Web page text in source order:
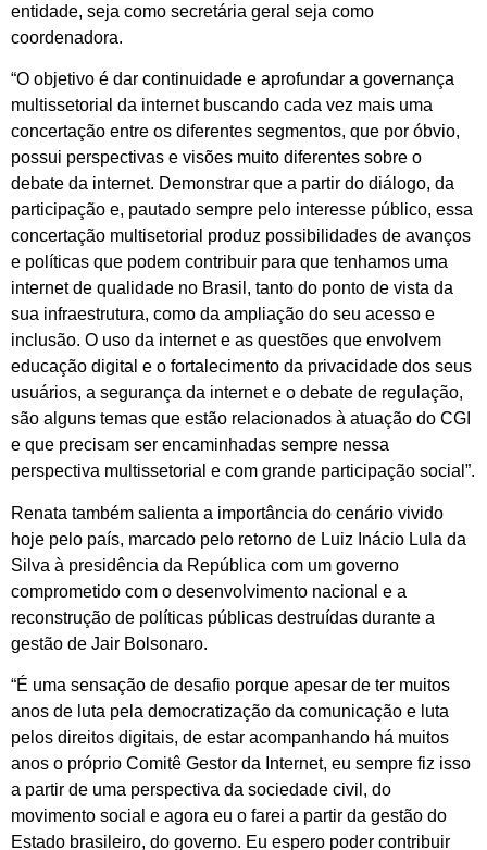
entidade, seja como secretária geral seja como
coordenadora.
“O objetivo é dar continuidade e aprofundar a governança
multissetorial da internet buscando cada vez mais uma
concertação entre os diferentes segmentos, que por óbvio,
possui perspectivas e visões muito diferentes sobre o
debate da internet. Demonstrar que a partir do diálogo, da
participação e, pautado sempre pelo interesse público, essa
concertação multisetorial produz possibilidades de avanços
e políticas que podem contribuir para que tenhamos uma
internet de qualidade no Brasil, tanto do ponto de vista da
sua infraestrutura, como da ampliação do seu acesso e
inclusão. O uso da internet e as questões que envolvem
educação digital e o fortalecimento da privacidade dos seus
usuários, a segurança da internet e o debate de regulação,
são alguns temas que estão relacionados à atuação do CGI
e que precisam ser encaminhadas sempre nessa
perspectiva multissetorial e com grande participação social”.
Renata também salienta a importância do cenário vivido
hoje pelo país, marcado pelo retorno de Luiz Inácio Lula da
Silva à presidência da República com um governo
comprometido com o desenvolvimento nacional e a
reconstrução de políticas públicas destruídas durante a
gestão de Jair Bolsonaro.
“É uma sensação de desafio porque apesar de ter muitos
anos de luta pela democratização da comunicação e luta
pelos direitos digitais, de estar acompanhando há muitos
anos o próprio Comitê Gestor da Internet, eu sempre fiz isso
a partir de uma perspectiva da sociedade civil, do
movimento social e agora eu o farei a partir da gestão do
Estado brasileiro, do governo. Eu espero poder contribuir